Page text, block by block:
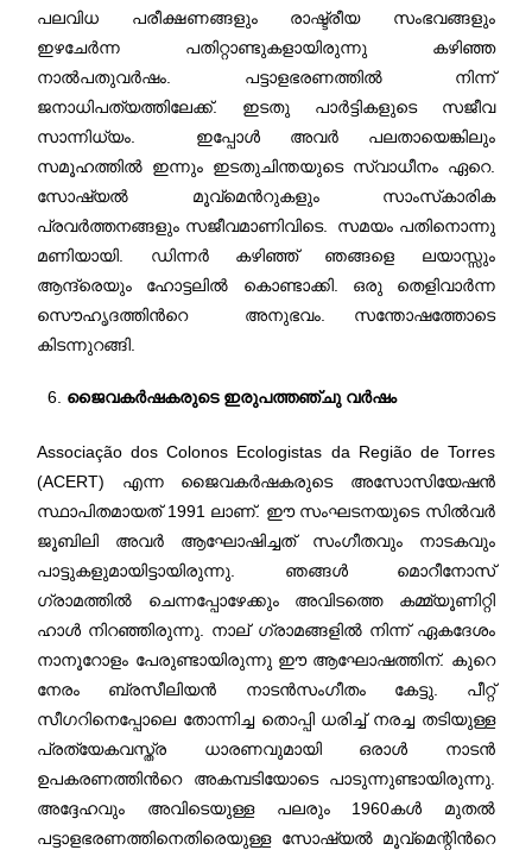
പലവിധ പരീക്ഷണങ്ങളും രാഷ്ട്രീയ സംഭവങ്ങളും
ഇഴചേര്‍ന്ന പതിറ്റാണ്ടുകളായിരുന്നു കഴിഞ്ഞ
നാല്‍പതുവര്‍ഷം. പട്ടാളഭരണത്തില്‍ നിന്ന്
ജനാധിപത്യത്തിലേക്ക്. ഇടതു പാര്‍ട്ടികളുടെ സജീവ
സാന്നിധ്യം. ഇപ്പോള്‍ അവര്‍ പലതായെങ്കിലും
സമൂഹത്തില്‍ ഇന്നും ഇടതുചിന്തയുടെ സ്വാധീനം ഏറെ.
സോഷ്യല്‍ മൂവ്മെന്‍റുകളും സാംസ്‌കാരിക
പ്രവര്‍ത്തനങ്ങളും സജീവമാണിവിടെ‍. സമയം പതിനൊന്നു
മണിയായി. ഡിന്നര്‍ കഴിഞ്ഞ് ഞങ്ങളെ ലയാസ്സും
ആന്ദ്രെയും ഹോട്ടലില്‍ കൊണ്ടാക്കി. ഒരു തെളിവാര്‍ന്ന
സൌഹൃദത്തിന്‍റെ അനുഭവം. സന്തോഷത്തോടെ
കിടന്നുറങ്ങി.
ജൈവകര്‍ഷകരുടെ ഇരുപത്തഞ്ചു വര്‍ഷം
Associação dos Colonos Ecologistas da Região de Torres
(ACERT) എന്ന ജൈവകര്‍ഷകരുടെ അസോസിയേഷന്‍
സ്ഥാപിതമായത് 1991 ലാണ്. ഈ സംഘടനയുടെ സില്‍വര്‍
ജൂബിലി അവര്‍ ആഘോഷിച്ചത് സംഗീതവും നാടകവും
പാട്ടുകളുമായിട്ടായിരുന്നു. ഞങ്ങള്‍ മൊറീനോസ്
ഗ്രാമത്തില്‍ ചെന്നപ്പോഴേക്കും അവിടത്തെ കമ്മ്യൂണിറ്റി
ഹാള്‍ നിറഞ്ഞിരുന്നു. നാല് ഗ്രാമങ്ങളില്‍ നിന്ന് ഏകദേശം
നാനൂറോളം പേരുണ്ടായിരുന്നു ഈ ആഘോഷത്തിന്. കുറെ
നേരം ബ്രസീലിയന്‍ നാടന്‍സംഗീതം കേട്ടു. പീറ്റ്
സീഗറിനെപ്പോലെ തോന്നിച്ച തൊപ്പി ധരിച്ച് നരച്ച തടിയുള്ള
പ്രത്യേകവസ്ത്ര ധാരണവുമായി ഒരാള്‍ നാടന്‍
ഉപകരണത്തിന്‍റെ അകമ്പടിയോടെ പാടുന്നുണ്ടായിരുന്നു.
അദ്ദേഹവും അവിടെയുള്ള പലരും 1960കള്‍ മുതല്‍
പട്ടാളഭരണത്തിനെതിരെയുള്ള സോഷ്യല്‍ മൂവ്മെന്റിന്‍റെ